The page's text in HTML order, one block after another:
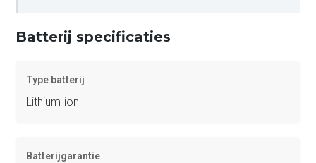
Batterij specificaties
Type batterij
Lithium-ion
Batterijgarantie